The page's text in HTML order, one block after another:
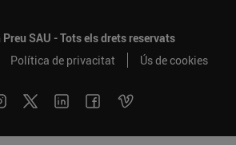
Preu SAU - Tots els drets reservats
Política de privacitat Ús de cookies